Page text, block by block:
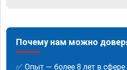
Почему нам можно
✅ Опыт — более 8 лет в